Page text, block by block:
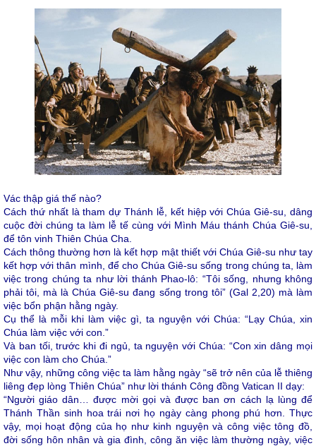
Vác thập giá thế nào?
Cách thứ nhất là tham dự Thánh lễ, kết hiệp với Chúa Giê-su, dâng
cuộc đời chúng ta làm lễ tế cùng với Mình Máu thánh Chúa Giê-su,
để tôn vinh Thiên Chúa Cha.
Cách thông thường hơn là kết hợp mật thiết với Chúa Giê-su như tay
kết hợp với thân mình, để cho Chúa Giê-su sống trong chúng ta, làm
việc trong chúng ta như lời thánh Phao-lô: “Tôi sống, nhưng không
phải tôi, mà là Chúa Giê-su đang sống trong tôi” (Gal 2,20) mà làm
việc bổn phận hằng ngày.
Cụ thể là mỗi khi làm việc gì, ta nguyện với Chúa: “Lạy Chúa, xin
Chúa làm việc với con.”
Và ban tối, trước khi đi ngủ, ta nguyện với Chúa: “Con xin dâng mọi
việc con làm cho Chúa.”
Như vậy, những công việc ta làm hằng ngày “sẽ trở nên của lễ thiêng
liêng đẹp lòng Thiên Chúa” như lời thánh Công đồng Vatican II dạy:
“Người giáo dân… được mời gọi và được ban ơn cách lạ lùng để
Thánh Thần sinh hoa trái nơi họ ngày càng phong phú hơn. Thực
vậy, mọi hoạt động của họ như kinh nguyện và công việc tông đồ,
đời sống hôn nhân và gia đình, công ăn việc làm thường ngày, việc